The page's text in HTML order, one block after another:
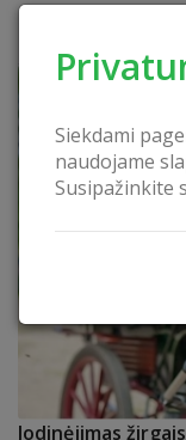
Siekdami
naudojame
Susipažinkite
Jodinėjimas žirgais